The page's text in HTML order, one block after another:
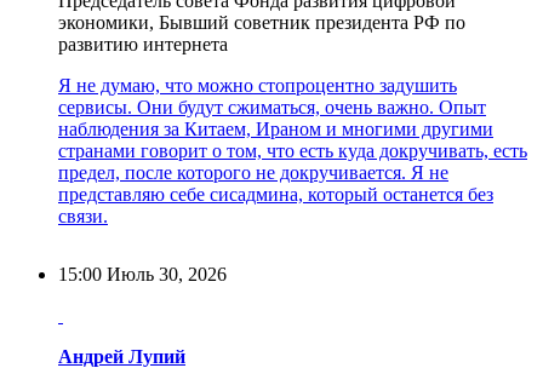
экономики, Бывший советник президента РФ по
развитию интернета
Я не думаю, что можно стопроцентно задушить
сервисы. Они будут сжиматься, очень важно. Опыт
наблюдения за Китаем, Ираном и многими другими
странами говорит о том, что есть куда докручивать, есть
предел, после которого не докручивается. Я не
представляю себе сисадмина, который останется без
связи.
15:00 Июль 30, 2026
Андрей Лупий